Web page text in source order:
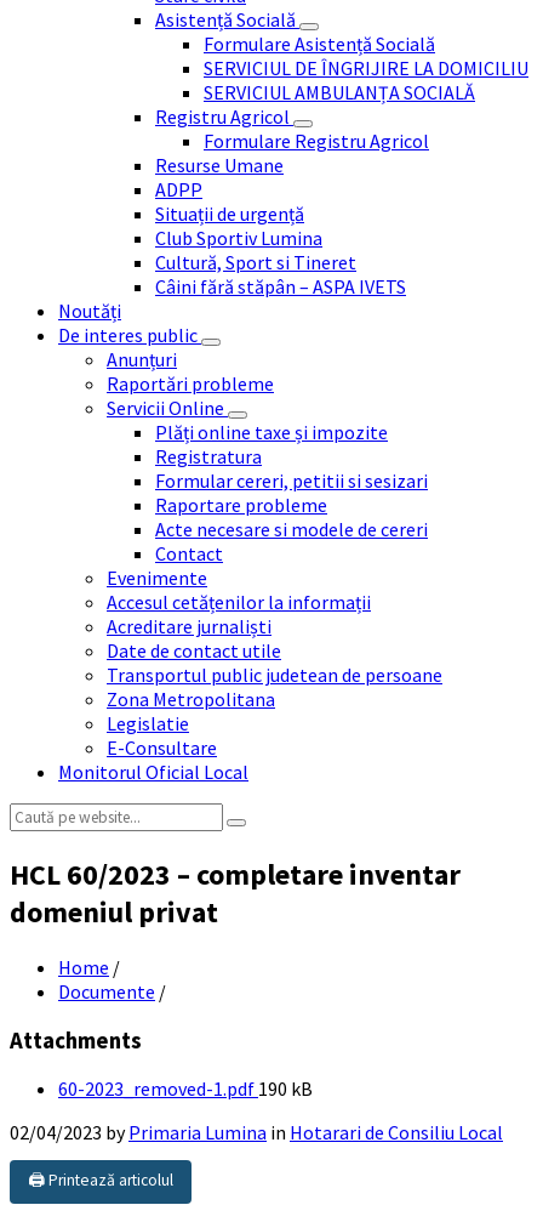
Asistență Socială
Formulare Asistență Socială
SERVICIUL DE ÎNGRIJIRE LA DOMICILIU
SERVICIUL AMBULANȚA SOCIALĂ
Registru Agricol
Formulare Registru Agricol
Resurse Umane
ADPP
Situații de urgență
Club Sportiv Lumina
Cultură, Sport si Tineret
Câini fără stăpân – ASPA IVETS
Noutăți
De interes public
Anunțuri
Raportări probleme
Servicii Online
Plăți online taxe și impozite
Registratura
Formular cereri, petitii si sesizari
Raportare probleme
Acte necesare si modele de cereri
Contact
Evenimente
Accesul cetățenilor la informații
Acreditare jurnaliști
Date de contact utile
Transportul public judetean de persoane
Zona Metropolitana
Legislatie
E-Consultare
Monitorul Oficial Local
Search:
HCL 60/2023 – completare inventar
domeniul privat
Home /
Documente /
Attachments
60-2023_removed-1.pdf File
190 kB
02/04/2023 byPrimaria Lumina in Hotarari de Consiliu Local
🖨️ Printează articolul